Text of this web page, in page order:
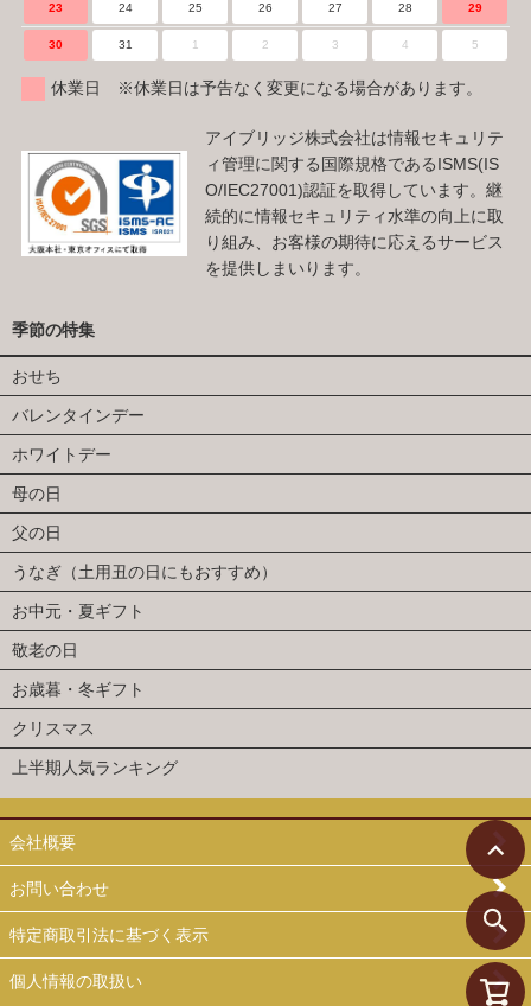
23 24 25 26 27 28 29
30 31 1 2 3 4 5
休業日 ※休業日は予告なく変更になる場合があります。
アイブリッジ株式会社は情報セキュリテ
ィ管理に関する国際規格であるISMS(IS
O/IEC27001)認証を取得しています。継
続的に情報セキュリティ水準の向上に取
り組み、お客様の期待に応えるサービス
を提供しまいります。
季節の特集
おせち
バレンタインデー
ホワイトデー
母の日
父の日
うなぎ（土用丑の日にもおすすめ）
お中元・夏ギフト
敬老の日
お歳暮・冬ギフト
クリスマス
上半期人気ランキング
会社概要
お問い合わせ
特定商取引法に基づく表示
個人情報の取扱い